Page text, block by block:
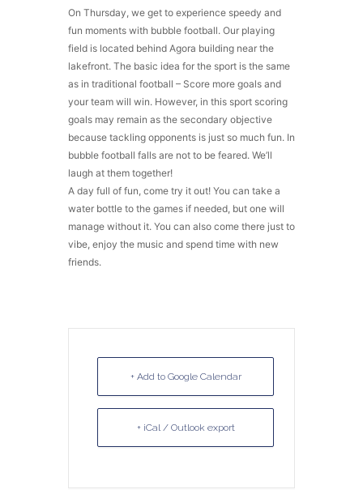
On Thursday, we get to experience speedy and
fun moments with bubble football. Our playing
field is located behind Agora building near the
lakefront. The basic idea for the sport is the same
as in traditional football – Score more goals and
your team will win. However, in this sport scoring
goals may remain as the secondary objective
because tackling opponents is just so much fun. In
bubble football falls are not to be feared. We’ll
laugh at them together!
A day full of fun, come try it out! You can take a
water bottle to the games if needed, but one will
manage without it. You can also come there just to
vibe, enjoy the music and spend time with new
friends.
+ Add to Google Calendar
+ iCal / Outlook export